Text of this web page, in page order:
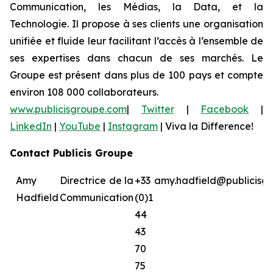
Communication, les Médias, la Data, et la
Technologie. Il propose à ses clients une organisation
unifiée et fluide leur facilitant l’accès à l’ensemble de
ses expertises dans chacun de ses marchés. Le
Groupe est présent dans plus de 100 pays et compte
environ 108 000 collaborateurs.
www.publicisgroupe.com| Twitter | Facebook |
LinkedIn | YouTube | Instagram | Viva la Difference!
Contact Publicis Groupe
Amy
Hadfield
Directrice de la
Communication
+33
(0)1
44
43
70
75